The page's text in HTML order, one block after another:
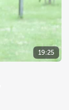
19:25